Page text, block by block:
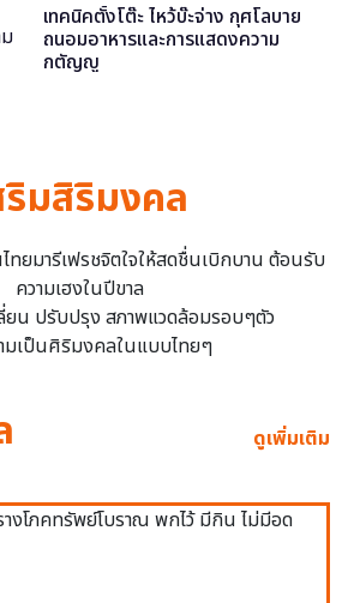
เทคนิคตั้งโต๊ะ ไหว้บ๊ะจ่าง กุศโลบาย
ถนอมอาหารและการแสดงความ
กตัญญู
ริมสิริมงคล
ยมารีเฟรชจิตใจให้สดชื่นเบิกบาน ต้อนรับ
ความเฮงในปีขาล
ยน ปรับปรุง สภาพแวดล้อมรอบๆตัว
มเป็นศิริมงคลในแบบไทยๆ
ดูเพิ่มเติม